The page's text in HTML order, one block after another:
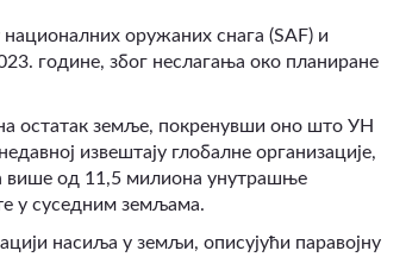
оружаних снага (SAF) и
године, због неслагања око планиране
остатак земље, покренувши оно што УН
извештају глобалне организације,
више од 11,5 милиона унутрашње
у суседним земљама.
насиља у земљи, описујући паравојну